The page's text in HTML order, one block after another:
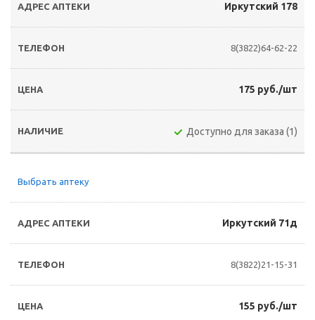
Иркутский 178
8(3822)64-62-22
175 руб./шт
Доступно для заказа (1)
Выбрать аптеку
Иркутский 71д
8(3822)21-15-31
155 руб./шт